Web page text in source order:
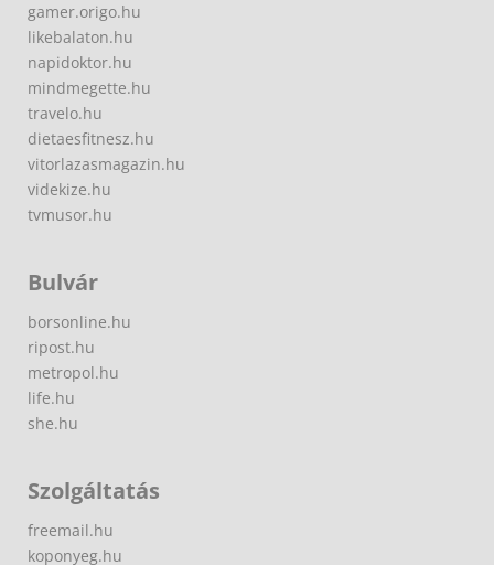
gamer.origo.hu
likebalaton.hu
napidoktor.hu
mindmegette.hu
travelo.hu
dietaesfitnesz.hu
vitorlazasmagazin.hu
videkize.hu
tvmusor.hu
Bulvár
borsonline.hu
ripost.hu
metropol.hu
life.hu
she.hu
Szolgáltatás
freemail.hu
koponyeg.hu